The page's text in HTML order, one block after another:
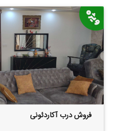
فروش درب آکاردئونی